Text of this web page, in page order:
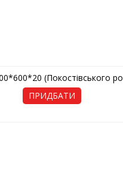
ПРИДБАТИ
(Покостівського